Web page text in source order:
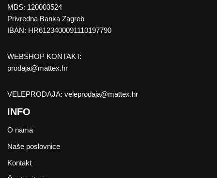
MBS: 120003524
Privredna Banka Zagreb
IBAN: HR6123400091110197790
WEBSHOP KONTAKT:
prodaja@mattex.hr
VELEPRODAJA: veleprodaja@mattex.hr
INFO
O nama
Naše poslovnice
Kontakt